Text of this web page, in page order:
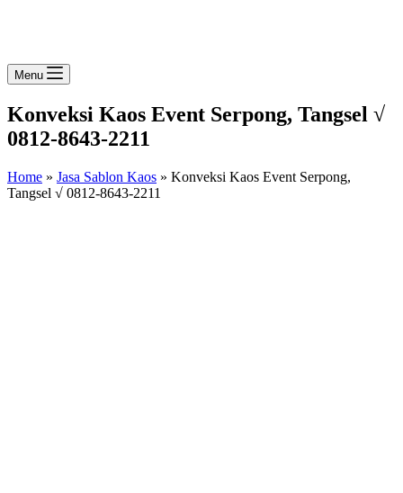
Menu
Konveksi Kaos Event Serpong, Tangsel √
0812-8643-2211
Home » Jasa Sablon Kaos » Konveksi Kaos Event Serpong,
Tangsel √ 0812-8643-2211